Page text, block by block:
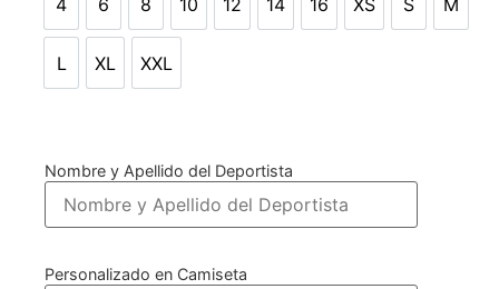
8 XS S
L XL XXL
Nombre y Apellido del Deportista
Personalizado en Camiseta